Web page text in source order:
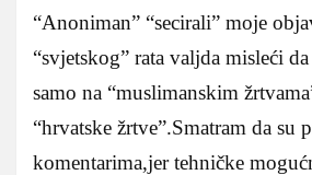
“Anoniman” “secirali” moje
“svjetskog” rata valjda misleći
samo na “muslimanskim
“hrvatske žrtve”.Smatram da su
komentarima,jer tehničke